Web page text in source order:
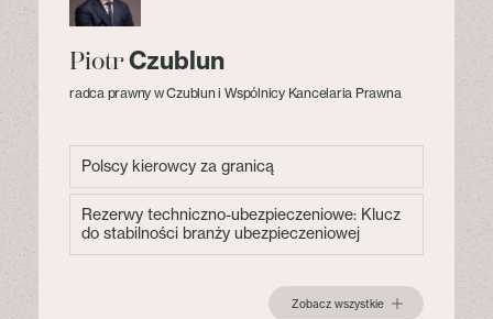
PiotrCzublun
radca prawny w Czublun i Wspólnicy Kancelaria Prawna
Polscy kierowcy za granicą
Rezerwy techniczno-ubezpieczeniowe: Klucz
do stabilności branży ubezpieczeniowej
Zobacz wszystkie